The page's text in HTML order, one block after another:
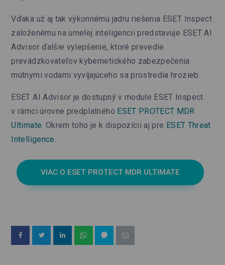
Vďaka už aj tak výkonnému jadru riešenia ESET Inspect
založenému na umelej inteligencii predstavuje ESET AI
Advisor ďalšie vylepšenie, ktoré prevedie
prevádzkovateľov kybernetického zabezpečenia
mútnymi vodami vyvíjajúceho sa prostredia hrozieb.
ESET AI Advisor je dostupný v module ESET Inspect
v rámci úrovne predplatného ESET PROTECT MDR
Ultimate . Okrem toho je k dispozícii aj pre ESET Threat
Intelligence
VIAC O ESET PROTECT MDR ULTIMATE